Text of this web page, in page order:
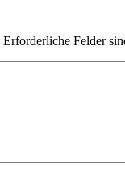
Erforderliche Felder